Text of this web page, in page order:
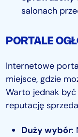
salonach
PORTALE
Internetowe
miejsce, gdzie
Warto jednak
reputację
Duży wybór: